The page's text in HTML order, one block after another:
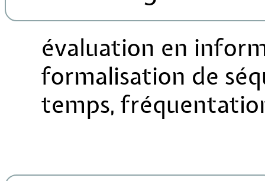
évaluation en
formalisation de
temps,